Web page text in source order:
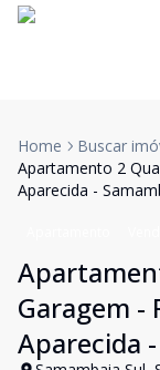
Home
Buscar
Apartamento 2
Aparecida -
Garagem -
Aparecida